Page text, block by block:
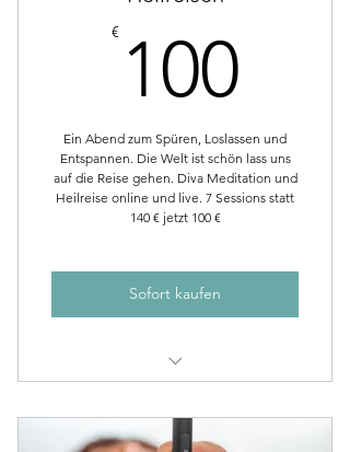
€ 100
Ein Abend zum Spüren, Loslassen und
Entspannen. Die Welt ist schön lass uns
auf die Reise gehen. Diva Meditation und
Heilreise online und live. 7 Sessions statt
140 € jetzt 100 €
Sofort kaufen
Diva Meditation & Heilreise Live